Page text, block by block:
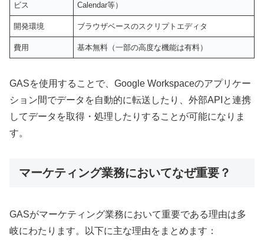
ビス
Calendar等）
開発環境 ブラウザベースのスクリプトエディタ
費用 基本無料（一部の高度な機能は有料）
GASを使用することで、Google Workspaceのアプリケー
ション間でデータを自動的に転送したり、外部APIと連携
してデータを取得・処理したりすることが可能になりま
す。
マーケティング業務においてなぜ重要？
GASがマーケティング業務において重要である理由は多
岐にわたります。以下に主な理由をまとめます：